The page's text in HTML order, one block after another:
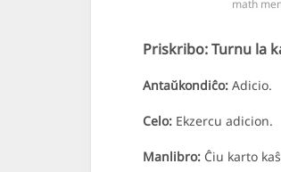
math
Priskribo:Turnu la
Antaŭkondiĉo: Adicio.
Celo: Ekzercu adicion.
Manlibro: Ĉiu karto